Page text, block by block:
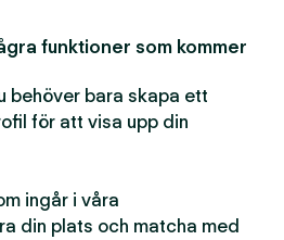
funktioner som kommer
behöver bara skapa ett
för att visa upp din
ingår i våra
din plats och matcha med